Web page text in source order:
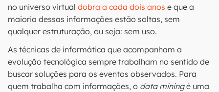
no universo virtual dobra a cada dois anos e que a
maioria dessas informações estão soltas, sem
qualquer estruturação, ou seja: sem uso.
As técnicas de informática que acompanham a
evolução tecnológica sempre trabalham no sentido de
buscar soluções para os eventos observados. Para
quem trabalha com informações, o data miningé uma